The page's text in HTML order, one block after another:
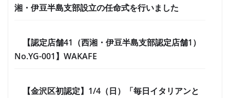
湘・伊豆半島支部設立の任命式を行いました
【認定店舗41（西湘・伊豆半島支部認定店舗1）
No.YG-001】WAKAFE
【金沢区初認定】1/4（日）「毎日イタリアンと